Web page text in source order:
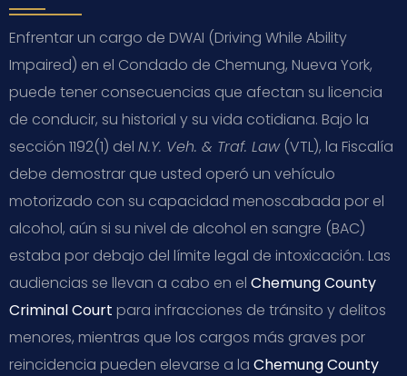
Enfrentar un cargo de DWAI (Driving While Ability
Impaired) en el Condado de Chemung, Nueva York,
puede tener consecuencias que afectan su licencia
de conducir, su historial y su vida cotidiana. Bajo la
sección 1192(1) del N.Y. Veh. & Traf. Law(VTL), la Fiscalía
debe demostrar que usted operó un vehículo
motorizado con su capacidad menoscabada por el
alcohol, aún si su nivel de alcohol en sangre (BAC)
estaba por debajo del límite legal de intoxicación. Las
audiencias se llevan a cabo en el Chemung County
Criminal Court para infracciones de tránsito y delitos
menores, mientras que los cargos más graves por
reincidencia pueden elevarse a la Chemung County